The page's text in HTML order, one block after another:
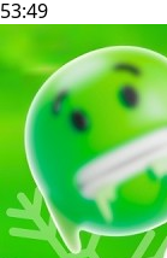
53:49